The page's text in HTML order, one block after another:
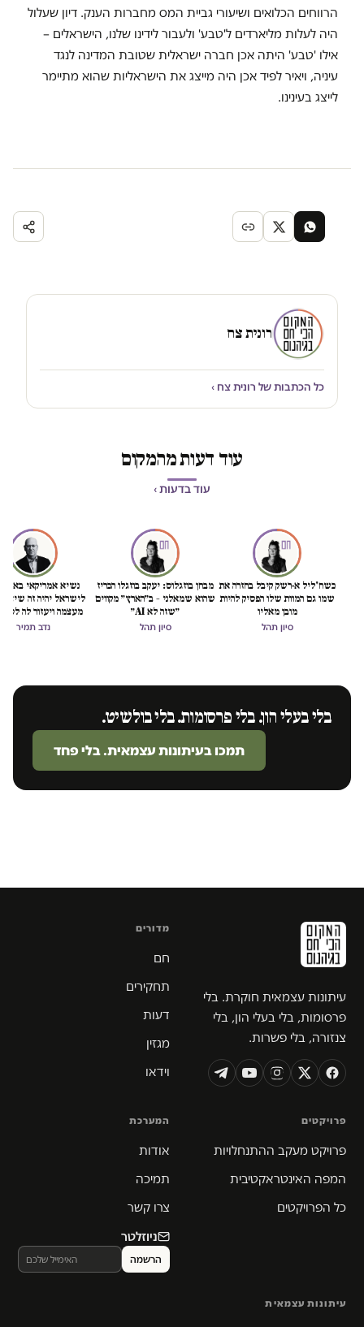
הרווחים הכלואים ושיעורי גביית המס מחברות הענק. דיון שעלול
היה לעלות מליארדים ל'טבע' ולעבור לידינו שלנו, הישראלים –
אילו 'טבע' היתה אכן חברה ישראלית שטובת המדינה לנגד
עיניה, ויאיר לפיד אכן היה מייצג את הישראליות שהוא מתיימר
לייצג בעינינו.
רונית צח
כל הכתבות של רונית צח ›
עוד דעות מהמקום
עוד בדעות ›
כשח'ליל א-רשק קיבל בחזרה את
שמו גם המוות שלו הפסיק להיות
מובן מאליו
סיון תהל
מבחן בוזגלוס: יעקב בוזגלו הכריז
שהוא שמאלני – ב״הארץ״ מקווים
״שזה לא AI״
סיון תהל
נשיא אמריקאי באמת
לישראל יהיה זה
מעצמה ויעזור לה
הכיבוש
נדב תמיר
בלי בעלי הון. בלי פרסומות. בלי בולשיט.
תמכו בעיתונות עצמאית. בלי פחד
עיתונות עצמאית חוקרת. בלי
פרסומות, בלי בעלי הון, בלי
צנזורה, בלי פשרות.
מדורים
חם
תחקירים
דעות
מגזין
וידאו
פרויקטים
פרויקט מעקב ההתנחלויות
המפה האינטראקטיבית
כל הפרויקטים
המערכת
אודות
תמיכה
צרו קשר
ניוזלטר
עיתונות עצמאית